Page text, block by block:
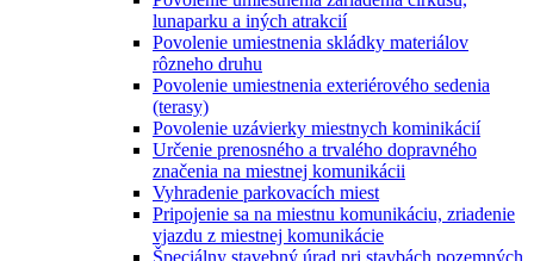
lunaparku a iných atrakcií
Povolenie umiestnenia skládky materiálov
rôzneho druhu
Povolenie umiestnenia exteriérového sedenia
(terasy)
Povolenie uzávierky miestnych kominikácií
Určenie prenosného a trvalého dopravného
značenia na miestnej komunikácii
Vyhradenie parkovacích miest
Pripojenie sa na miestnu komunikáciu, zriadenie
vjazdu z miestnej komunikácie
Špeciálny stavebný úrad pri stavbách pozemných